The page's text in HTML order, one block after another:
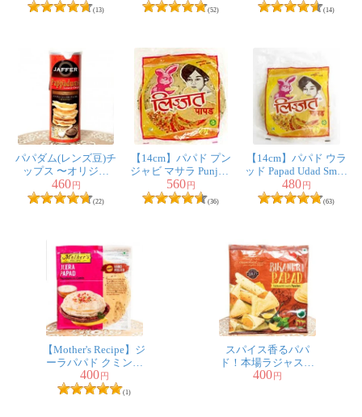
これは そのままでは 味がうすく 私は食べ方が良く
でした(*^_^*)
■■■スタッフより■■■
プライパンで炙るか、トースターで焼いて是非お試し下
さい。
簡単にレンジでチンでも大丈夫ですよ！
水分をきちんと飛ばせば、美味しくなると思いますので
★★★ららら様
焼き方がイマイチ正しいのかどうか不明ですが，フライ
パンで焼いてみました。ほんのり塩気が後ひきます！砕
いてサラダに乗せたり，スープに入れたりおいしいで
(13) (52) (14)
パパダム(レンズ豆)チ
ップス 〜オリジナ
ル〜
460円
(22)
【14cm】パパド プン
ジャビ マサラ Punjabi
560円
(36)
【14cm】パパド ウラ
ッド Papad Udad Small
(lijjat)
480円
(63)
【Mother's Recipe】ジ
ーラパパド クミンフ
レーバー
400 円
(1)
スパイス香るパパ
ド！本場ラジャスタ
ンの味 - 200g
400 円